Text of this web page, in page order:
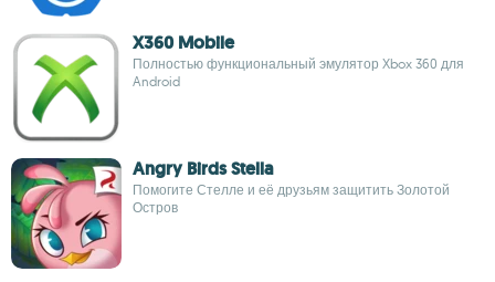
X360 Mobile
Полностью функциональный эмулятор Xbox 360 для
Android
Angry Birds Stella
Помогите Стелле и её друзьям защитить Золотой
Остров